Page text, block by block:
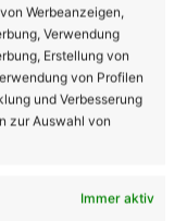
Werbeanzeigen,
Verwendung
Erstellung von
von Profilen
und Verbesserung
zur Auswahl von
Immer aktiv
Suchen
nach: